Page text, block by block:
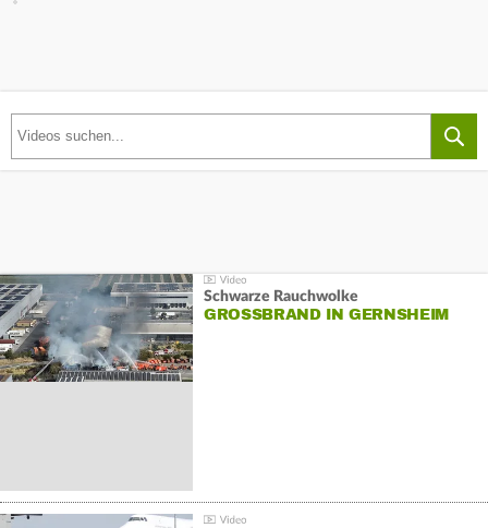
Schwarze Rauchwolke
GROSSBRAND IN GERNSHEIM